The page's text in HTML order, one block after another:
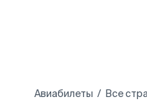
Авиабилеты Все